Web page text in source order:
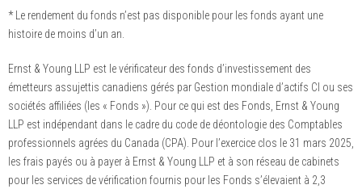
* Le rendement du fonds n’est pas disponible pour les fonds ayant une
histoire de moins d’un an.
Ernst & Young LLP est le vérificateur des fonds d’investissement des
émetteurs assujettis canadiens gérés par Gestion mondiale d’actifs CI ou ses
sociétés affiliées (les « Fonds »). Pour ce qui est des Fonds, Ernst & Young
LLP est indépendant dans le cadre du code de déontologie des Comptables
professionnels agrées du Canada (CPA). Pour l’exercice clos le 31 mars 2025,
les frais payés ou à payer à Ernst & Young LLP et à son réseau de cabinets
pour les services de vérification fournis pour les Fonds s’élevaient à 2,3